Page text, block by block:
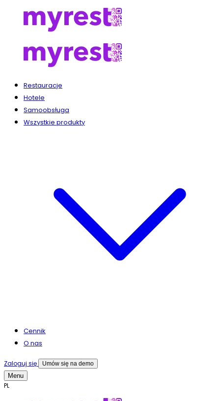
Restauracje
Hotele
Samoobsługa
Wszystkie produkty
Cennik
O nas
Zaloguj się Umów się na demo
Menu
PL